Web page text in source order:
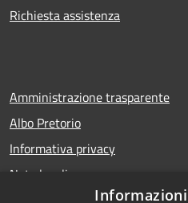
Richiesta assistenza
Amministrazione trasparente
Albo Pretorio
Informativa privacy
Note legali